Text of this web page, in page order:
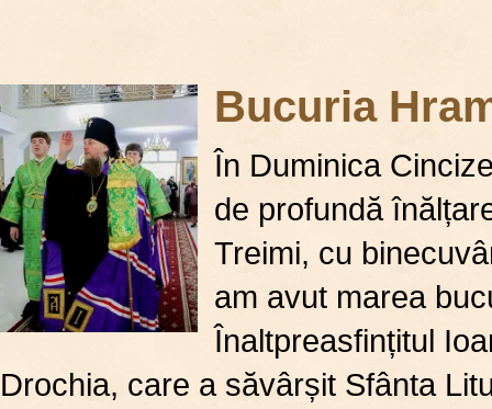
Bucuria
În Duminica
de profundă
Treimi, cu
am avut marea
Înaltpreasfințitul
Drochia, care a săvârșit Sfânta